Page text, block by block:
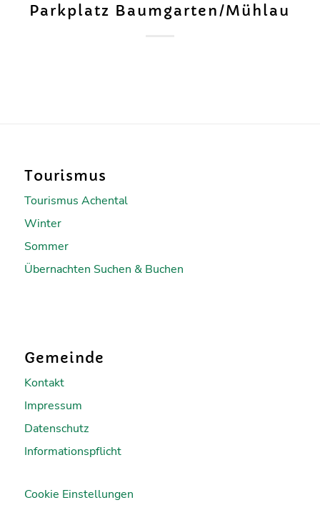
Parkplatz Baumgarten/Mühlau
Tourismus
Tourismus Achental
Winter
Sommer
Übernachten Suchen & Buchen
Gemeinde
Kontakt
Impressum
Datenschutz
Informationspflicht
Cookie Einstellungen